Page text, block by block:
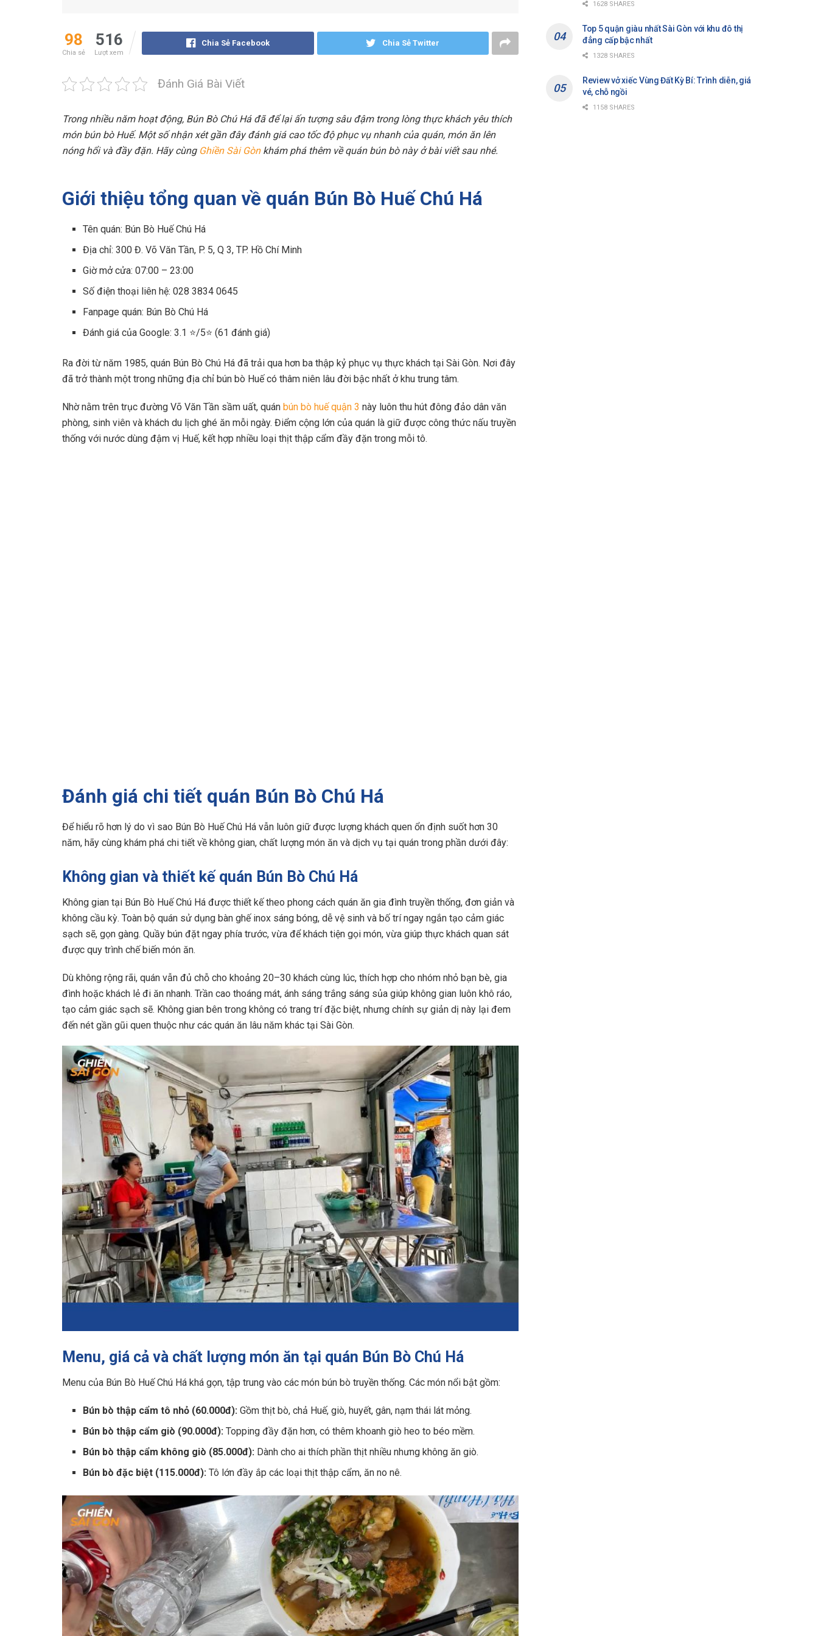
98
Chia sẻ
516
Lượt xem
Chia Sẻ Facebook Chia Sẻ Twitter
Đánh Giá Bài Viết
Trong nhiều năm hoạt động, Bún Bò Chú Há đã để lại ấn tượng sâu đậm trong lòng thực khách yêu thích
món bún bò Huế. Một số nhận xét gần đây đánh giá cao tốc độ phục vụ nhanh của quán, món ăn lên
nóng hổi và đầy đặn. Hãy cùng Ghiền Sài Gònkhám phá thêm về quán bún bò này ở bài viết sau nhé.
Giới thiệu tổng quan về quán Bún Bò Huế Chú Há
Tên quán: Bún Bò Huế Chú Há
Địa chỉ: 300 Đ. Võ Văn Tần, P. 5, Q 3, TP. Hồ Chí Minh
Giờ mở cửa: 07:00 – 23:00
Số điện thoại liên hệ: 028 3834 0645
Fanpage quán: Bún Bò Chú Há
Đánh giá của Google: 3.1 ⭐/5⭐ (61 đánh giá)
Ra đời từ năm 1985, quán Bún Bò Chú Há đã trải qua hơn ba thập kỷ phục vụ thực khách tại Sài Gòn. Nơi đây
đã trở thành một trong những địa chỉ bún bò Huế có thâm niên lâu đời bậc nhất ở khu trung tâm.
Nhờ nằm trên trục đường Võ Văn Tần sầm uất, quán bún bò huế quận 3 này luôn thu hút đông đảo dân văn
phòng, sinh viên và khách du lịch ghé ăn mỗi ngày. Điểm cộng lớn của quán là giữ được công thức nấu truyền
thống với nước dùng đậm vị Huế, kết hợp nhiều loại thịt thập cẩm đầy đặn trong mỗi tô.
Đánh giá chi tiết quán Bún Bò Chú Há
Để hiểu rõ hơn lý do vì sao Bún Bò Huế Chú Há vẫn luôn giữ được lượng khách quen ổn định suốt hơn 30
năm, hãy cùng khám phá chi tiết về không gian, chất lượng món ăn và dịch vụ tại quán trong phần dưới đây:
Không gian và thiết kế quán Bún Bò Chú Há
Không gian tại Bún Bò Huế Chú Há được thiết kế theo phong cách quán ăn gia đình truyền thống, đơn giản và
không cầu kỳ. Toàn bộ quán sử dụng bàn ghế inox sáng bóng, dễ vệ sinh và bố trí ngay ngắn tạo cảm giác
sạch sẽ, gọn gàng. Quầy bún đặt ngay phía trước, vừa để khách tiện gọi món, vừa giúp thực khách quan sát
được quy trình chế biến món ăn.
Dù không rộng rãi, quán vẫn đủ chỗ cho khoảng 20–30 khách cùng lúc, thích hợp cho nhóm nhỏ bạn bè, gia
đình hoặc khách lẻ đi ăn nhanh. Trần cao thoáng mát, ánh sáng trắng sáng sủa giúp không gian luôn khô ráo,
tạo cảm giác sạch sẽ. Không gian bên trong không có trang trí đặc biệt, nhưng chính sự giản dị này lại đem
đến nét gần gũi quen thuộc như các quán ăn lâu năm khác tại Sài Gòn.
Menu, giá cả và chất lượng món ăn tại quán Bún Bò Chú Há
Menu của Bún Bò Huế Chú Há khá gọn, tập trung vào các món bún bò truyền thống. Các món nổi bật gồm:
Bún bò thập cẩm tô nhỏ (60.000đ):Gồm thịt bò, chả Huế, giò, huyết, gân, nạm thái lát mỏng.
Bún bò thập cẩm giò (90.000đ): Topping đầy đặn hơn, có thêm khoanh giò heo to béo mềm.
Bún bò thập cẩm không giò (85.000đ): Dành cho ai thích phần thịt nhiều nhưng không ăn giò.
Bún bò đặc biệt (115.000đ):Tô lớn đầy ắp các loại thịt thập cẩm, ăn no nê.
1628 SHARES
Top 5 quận giàu nhất Sài Gòn với khu đô thị
đẳng cấp bậc nhất
1328 SHARES
Review vở xiếc Vùng Đất Kỳ Bí: Trình diễn, giá
vé, chỗ ngồi
1158 SHARES